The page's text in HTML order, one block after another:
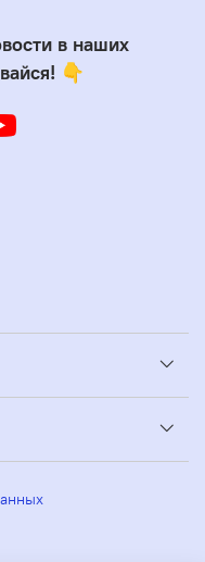
в наших
👇